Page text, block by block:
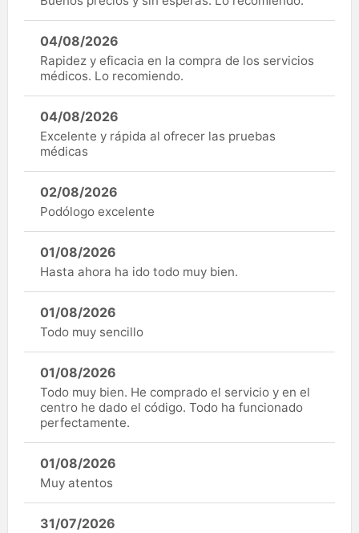
04/08/2026
Rapidez y eficacia en la compra de los servicios
médicos. Lo recomiendo.
04/08/2026
Excelente y rápida al ofrecer las pruebas
médicas
02/08/2026
Podólogo excelente
01/08/2026
Hasta ahora ha ido todo muy bien.
01/08/2026
Todo muy sencillo
01/08/2026
Todo muy bien. He comprado el servicio y en el
centro he dado el código. Todo ha funcionado
perfectamente.
01/08/2026
Muy atentos
31/07/2026